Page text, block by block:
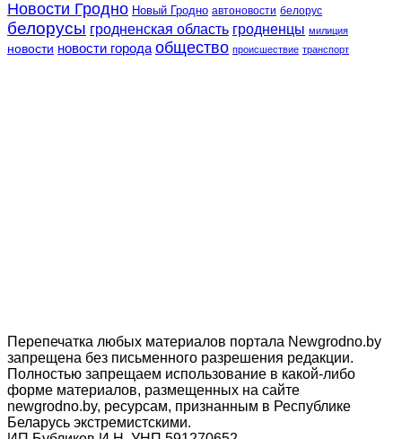
Новости Гродно Новый Гродно автоновости белорус
белорусы гродненская область гродненцы милиция
новости новости города общество происшествие транспорт
Перепечатка любых материалов портала Newgrodno.by
запрещена без письменного разрешения редакции.
Полностью запрещаем использование в какой-либо
форме материалов, размещенных на сайте
newgrodno.by, ресурсам, признанным в Республике
Беларусь экстремистскими.